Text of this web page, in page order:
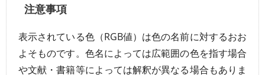
注意事項
表示されている色（RGB値）は色の名前に対するおお
よそものです。色名によっては広範囲の色を指す場合
や文献・書籍等によっては解釈が異なる場合もありま